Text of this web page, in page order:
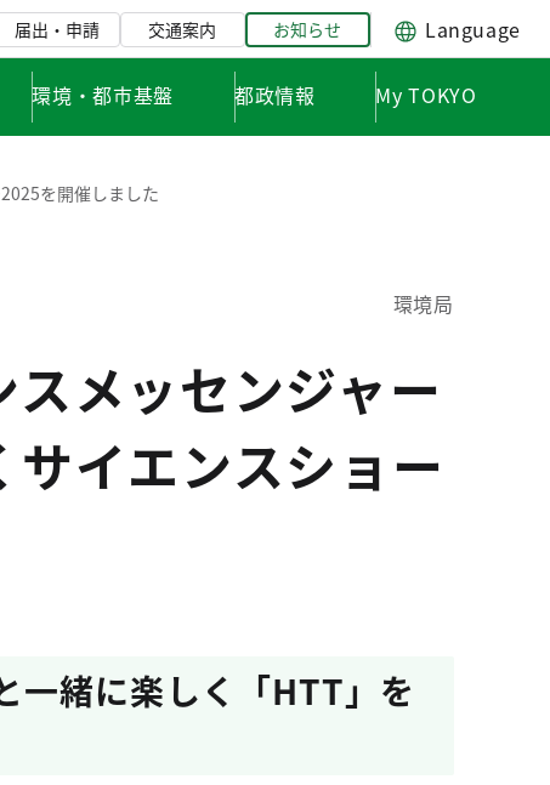
届出・申請 交通案内 お知らせ Language
環境・都市基盤 都政情報 My TOKYO
を開催しました
環境局
メッセンジャー
イエンスショー
一緒に楽しく「HTT」を